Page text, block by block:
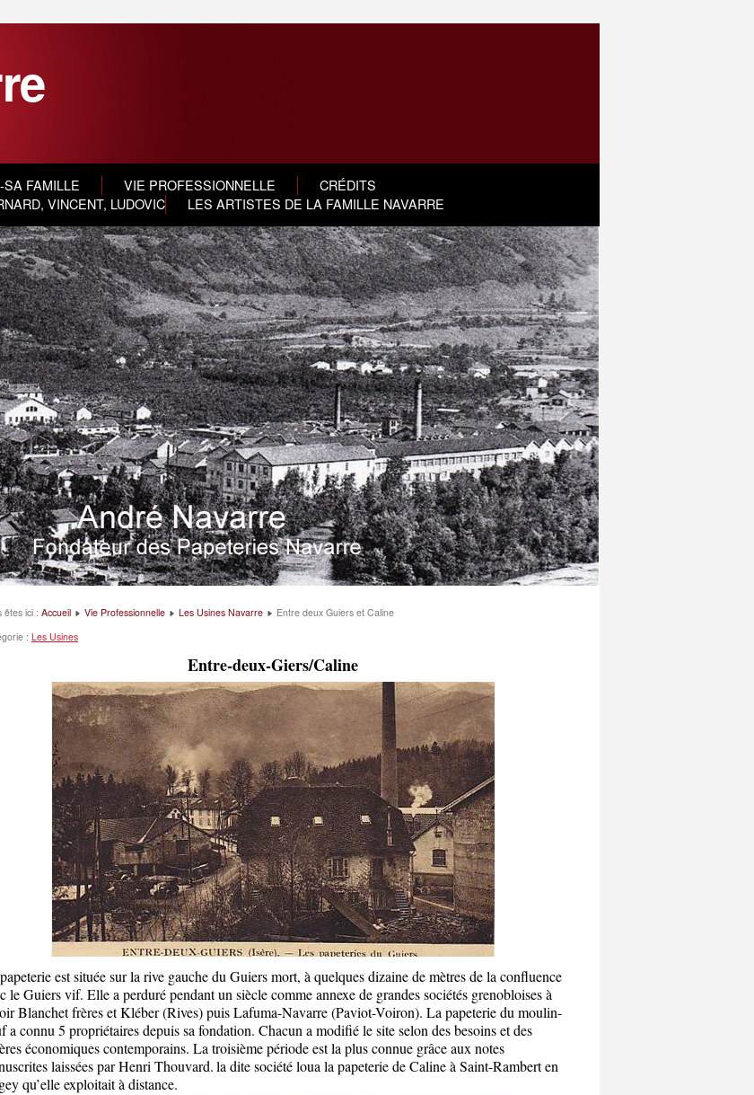
FAMILLE VIE PROFESSIONNELLE
CRÉDITS
VINCENT, LUDOVIC
LES ARTISTES DE LA FAMILLE NAVARRE
êtes ici : Accueil Vie Professionnelle Les Usines Navarre
Entre deux Guiers et Caline
: Les Usines
Entre-deux-Giers/Caline
est située sur la rive gauche du Guiers mort, à quelques dizaine de mètres de la confluence
le Guiers vif. Elle a perduré pendant un siècle comme annexe de grandes sociétés grenobloises à
Blanchet frères et Kléber (Rives) puis Lafuma-Navarre (Paviot-Voiron). La papeterie du moulin-
a connu 5 propriétaires depuis sa fondation. Chacun a modifié le site selon des besoins et des
économiques contemporains. La troisième période est la plus connue grâce aux notes
laissées par Henri Thouvard.la dite société loua la papeterie de Caline à Saint-Rambert en
qu’elle exploitait à distance.